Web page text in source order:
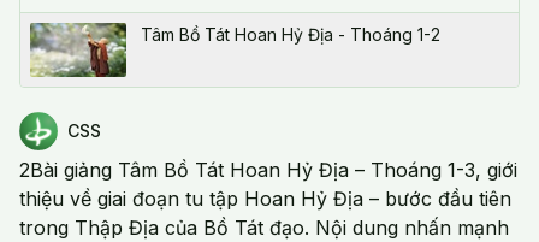
Tâm Bồ Tát Hoan Hỷ Địa - Thoáng 1-2
CSS
2Bài giảng Tâm Bồ Tát Hoan Hỷ Địa – Thoáng 1-3, giới
thiệu về giai đoạn tu tập Hoan Hỷ Địa – bước đầu tiên
trong Thập Địa của Bồ Tát đạo. Nội dung nhấn mạnh